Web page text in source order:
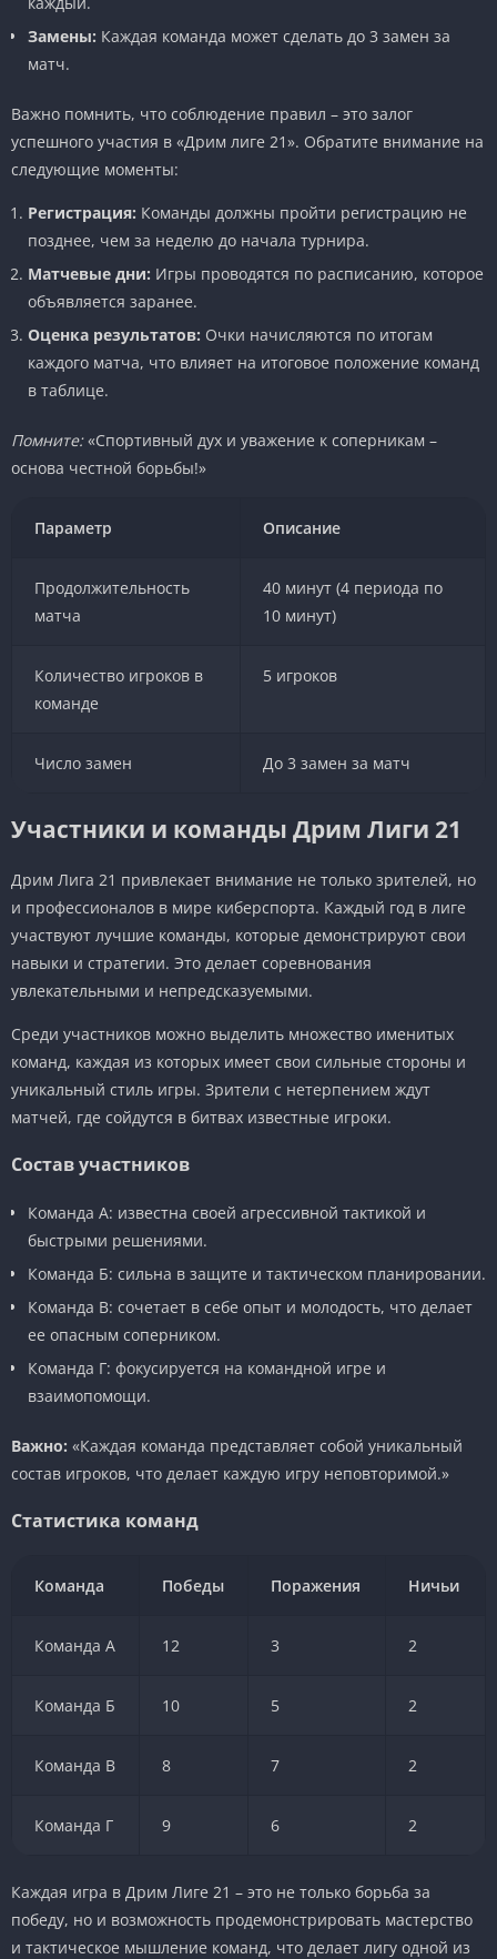
Замены: Каждая команда может сделать до 3 замен за
матч.
Важно помнить, что соблюдение правил – это залог
успешного участия в «Дрим лиге 21». Обратите внимание на
следующие моменты:
Регистрация: Команды должны пройти регистрацию не
позднее, чем за неделю до начала турнира.
Матчевые дни: Игры проводятся по расписанию, которое
объявляется заранее.
Оценка результатов: Очки начисляются по итогам
каждого матча, что влияет на итоговое положение команд
в таблице.
Помните:«Спортивный дух и уважение к соперникам –
основа честной борьбы!»
Параметр Описание
Продолжительность
матча
40 минут (4 периода по
10 минут)
Количество игроков в
команде
5 игроков
Число замен До 3 замен за матч
Участники и команды Дрим Лиги 21
Дрим Лига 21 привлекает внимание не только зрителей, но
и профессионалов в мире киберспорта. Каждый год в лиге
участвуют лучшие команды, которые демонстрируют свои
навыки и стратегии. Это делает соревнования
увлекательными и непредсказуемыми.
Среди участников можно выделить множество именитых
команд, каждая из которых имеет свои сильные стороны и
уникальный стиль игры. Зрители с нетерпением ждут
матчей, где сойдутся в битвах известные игроки.
Состав участников
Команда А: известна своей агрессивной тактикой и
быстрыми решениями.
Команда Б: сильна в защите и тактическом планировании.
Команда В: сочетает в себе опыт и молодость, что делает
ее опасным соперником.
Команда Г: фокусируется на командной игре и
взаимопомощи.
Важно: «Каждая команда представляет собой уникальный
состав игроков, что делает каждую игру неповторимой.»
Статистика команд
Команда Победы Поражения Ничьи
Команда А 12 3 2
Команда Б 10 5 2
Команда В 8 7 2
Команда Г 9 6 2
Каждая игра в Дрим Лиге 21 – это не только борьба за
победу, но и возможность продемонстрировать мастерство
и тактическое мышление команд, что делает лигу одной из